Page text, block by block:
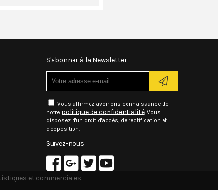
S'abonner à la Newsletter
Vous affirmez avoir pris connaissance de
notre politique de confidentialité. Vous
disposez d'un droit d'accès, de rectification et
d'opposition.
Suivez-nous
et commerciales.